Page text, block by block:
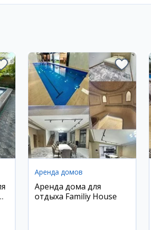
Аренда домов
Аренда дома для
отдыха Familiy House